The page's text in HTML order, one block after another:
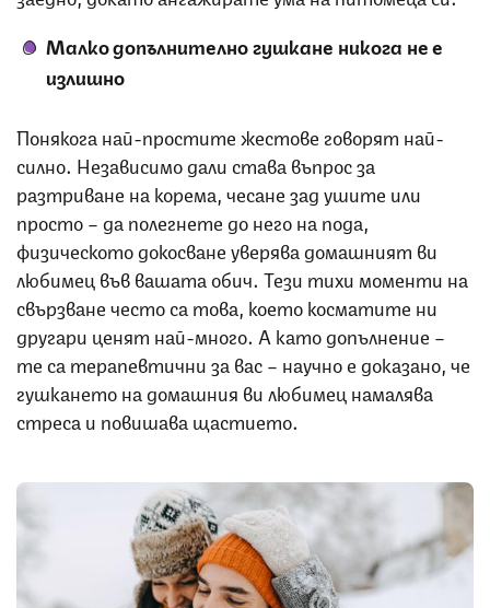
Малко допълнително гушкане никога не е
излишно
Понякога най-простите жестове говорят най-
силно. Независимо дали става въпрос за
разтриване на корема, чесане зад ушите или
просто – да полегнете до него на пода,
физическото докосване уверява домашният ви
любимец във вашата обич. Тези тихи моменти на
свързване често са това, което косматите ни
другари ценят най-много. А като допълнение –
те са терапевтични за вас – научно е доказано, че
гушкането на домашния ви любимец намалява
стреса и повишава щастието.